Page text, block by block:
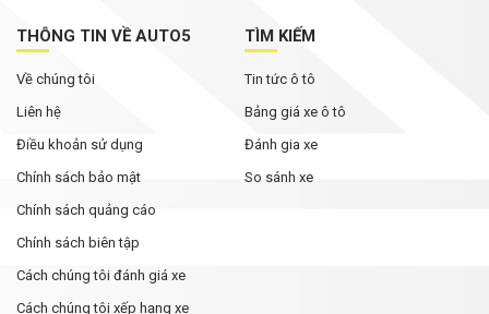
thông người dân cần biết
MG ZS 2026 'rục rịch' về Việt Nam: Động cơ
hybrid, giá dự kiến từ dưới 600 triệu đồng
THÔNG TIN VỀ AUTO5
Về chúng tôi
Liên hệ
Điều khoản sử dụng
Chính sách bảo mật
Chính sách quảng cáo
Chính sách biên tập
Cách chúng tôi đánh giá xe
Cách chúng tôi xếp hạng xe
TÌM KIẾM
Tin tức ô tô
Bảng giá xe ô tô
Đánh gia xe
So sánh xe